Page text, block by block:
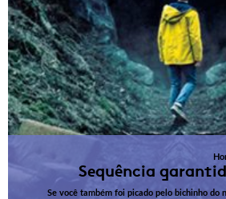
Sequência
Se você também foi picado pelo bichinho do